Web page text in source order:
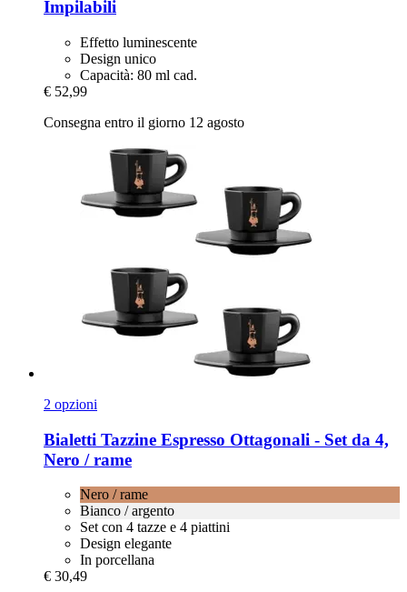
Impilabili
Effetto luminescente
Design unico
Capacità: 80 ml cad.
€ 52,99
Consegna entro il giorno 12 agosto
2 opzioni
Bialetti Tazzine Espresso Ottagonali -​ Set da 4,
Nero / rame
Nero / rame
Bianco / argento
Set con 4 tazze e 4 piattini
Design elegante
In porcellana
€ 30,49